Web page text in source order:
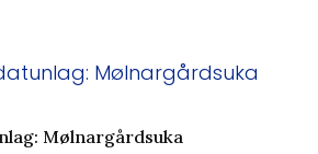
Mølnargårdsuka